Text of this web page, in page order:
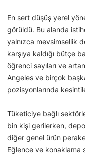
En sert düşüş yerel
görüldü. Bu alanda
yalnızca mevsimsellik
karşıya kaldığı bütçe
öğrenci sayıları ve
Angeles ve birçok
pozisyonlarında
Tüketiciye bağlı
bin kişi gerilerken,
diğer genel ürün
Eğlence ve konaklama